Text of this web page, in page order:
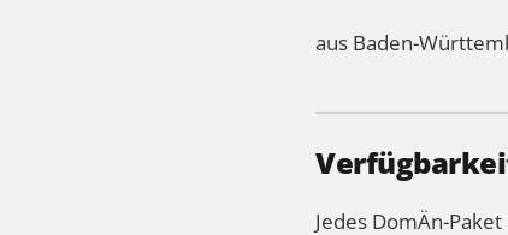
aus Baden-
Jedes DomÄn-